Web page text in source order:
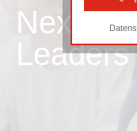
Next
Leaders